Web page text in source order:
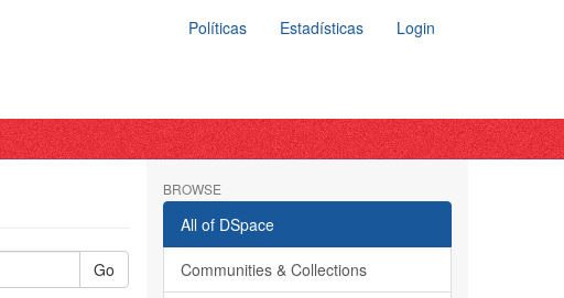
Políticas Estadísticas Login
Go
BROWSE
All of DSpace
Communities & Collections